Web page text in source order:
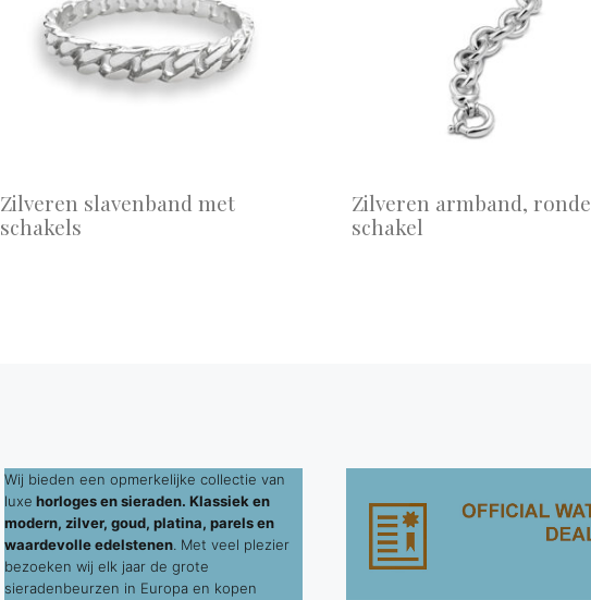
Zilveren slavenband met
schakels
Zilveren armband, ronde
schakel
Wij bieden een opmerkelijke collectie van
luxe horloges en sieraden. Klassiek en
modern, zilver, goud, platina, parels en
waardevolle edelstenen. Met veel plezier
bezoeken wij elk jaar de grote
sieradenbeurzen in Europa en kopen